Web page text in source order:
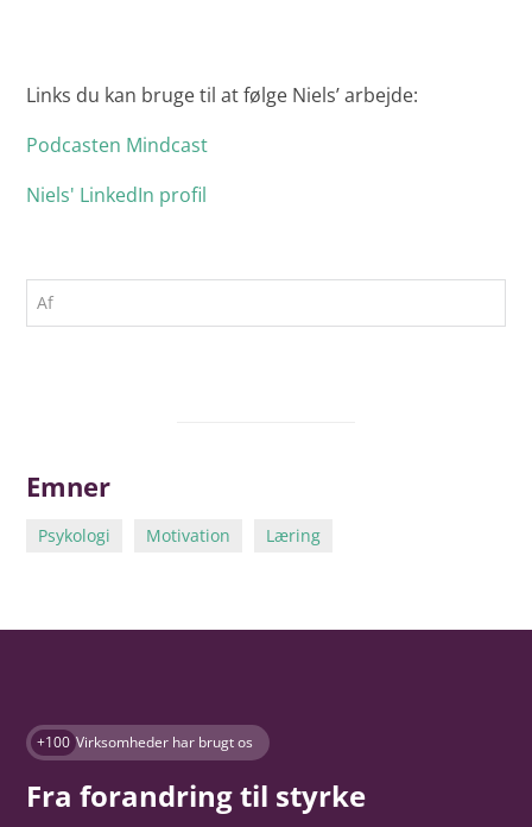
Links du kan bruge til at følge Niels’ arbejde:
Podcasten Mindcast
Niels' LinkedIn profil
Af
Emner
Psykologi Motivation Læring
+100 Virksomheder har brugt os
Fra forandring til styrke